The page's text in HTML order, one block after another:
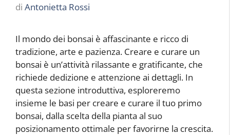
di Antonietta Rossi
Il mondo dei bonsai è affascinante e ricco di
tradizione, arte e pazienza. Creare e curare un
bonsai è un’attività rilassante e gratificante, che
richiede dedizione e attenzione ai dettagli. In
questa sezione introduttiva, esploreremo
insieme le basi per creare e curare il tuo primo
bonsai, dalla scelta della pianta al suo
posizionamento ottimale per favorirne la crescita.